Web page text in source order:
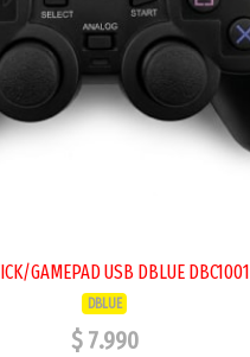
GAMEPAD USB DBLUE DBC1001
DBLUE
$ 7.990